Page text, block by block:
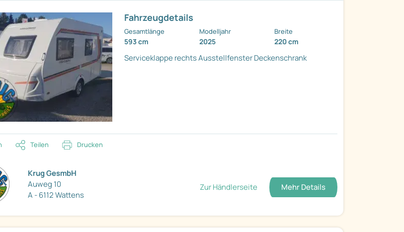
Fahrzeugdetails
Gesamtlänge
593 cm
Modelljahr
2025
Breite
220 cm
Serviceklappe rechtsAusstellfensterDeckenschrank
Teilen Drucken
Krug GesmbH
Auweg 10
A - 6112 Wattens
Zur Händlerseite Mehr Details